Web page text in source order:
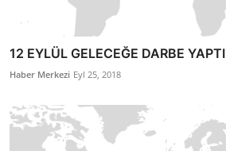
12 EYLÜL GELECEĞE DARBE YAPTI
Haber Merkezi Eyl 25, 2018